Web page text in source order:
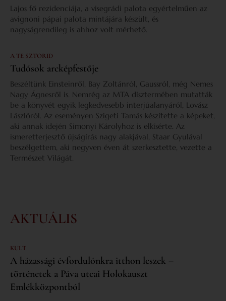
Lajos fő rezidenciája, a visegrádi palota egyértelműen az
avignoni pápai palota mintájára készült, és
nagyságrendileg is ahhoz volt mérhető.
A TE SZTORID
Tudósok arcképfestője
Beszéltünk Einsteinről, Bay Zoltánról, Gaussról, még Nemes
Nagy Ágnesről is. Nemrég az MTA dísztermében mutatták
be a könyvét egyik legkedvesebb interjúalanyáról, Lovász
Lászlóról. Az eseményen Szigeti Tamás készítette a képeket,
aki annak idején Simonyi Károlyhoz is elkísérte. Az
ismeretterjesztő újságírás nagy alakjával, Staar Gyulával
beszélgettem, aki negyven éven át szerkesztette, vezette a
Természet Világát.
AKTUÁLIS
KULT
A házassági évfordulónkra itthon leszek –
történetek a Páva utcai Holokauszt
Emlékközpontból